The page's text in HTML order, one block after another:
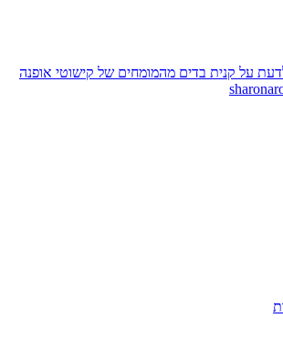
על קנית בדים מהמומחים של קישוטי אופנה